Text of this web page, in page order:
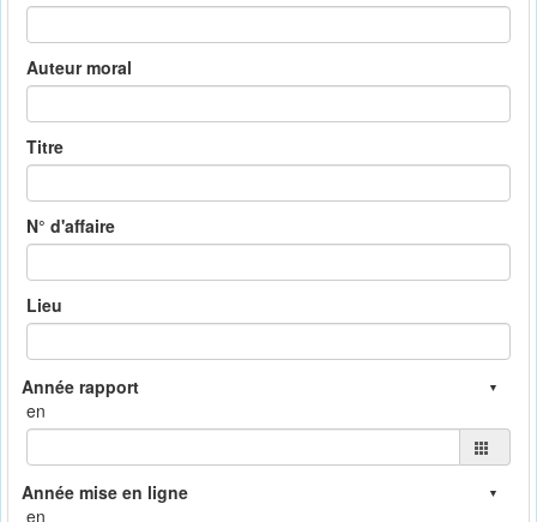
Auteur moral
Titre
N° d'affaire
Lieu
en
en